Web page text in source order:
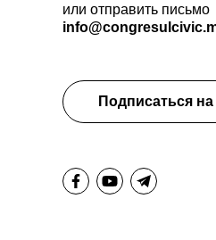
или отправить письмо
Подписаться